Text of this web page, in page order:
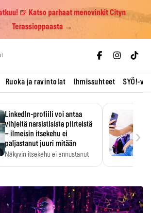
🍺 Katso parhaat menovinkit Cityn
Terassioppaasta →
Ruoka ja ravintolat Ihmissuhteet SYÖ!-
LinkedIn-profiili voi antaa
vihjeitä narsistisista piirteistä
– ilmeisin itsekehu ei
paljastanut juuri mitään
Näkyvin itsekehu ei ennustanut
›